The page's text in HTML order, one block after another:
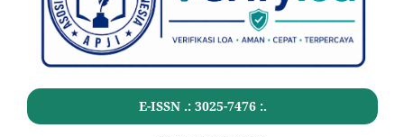
E-ISSN .: 3025-7476:.